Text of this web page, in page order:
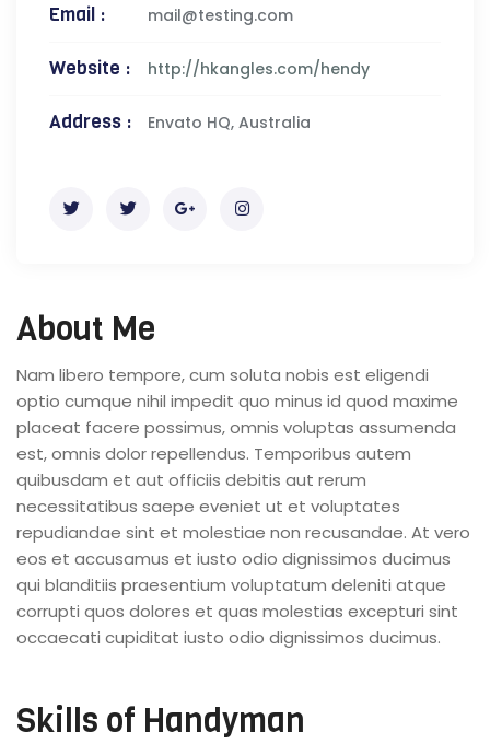
Email : mail@testing.com
Website : http://hkangles.com/hendy
Address : Envato HQ, Australia
About Me
Nam libero tempore, cum soluta nobis est eligendi
optio cumque nihil impedit quo minus id quod maxime
placeat facere possimus, omnis voluptas assumenda
est, omnis dolor repellendus. Temporibus autem
quibusdam et aut officiis debitis aut rerum
necessitatibus saepe eveniet ut et voluptates
repudiandae sint et molestiae non recusandae. At vero
eos et accusamus et iusto odio dignissimos ducimus
qui blanditiis praesentium voluptatum deleniti atque
corrupti quos dolores et quas molestias excepturi sint
occaecati cupiditat iusto odio dignissimos ducimus.
Skills of Handyman